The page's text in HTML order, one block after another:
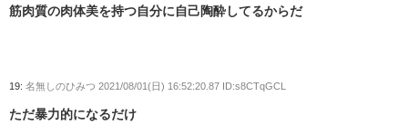
筋肉質の肉体美を持つ自分に自己陶酔してるからだ
19: 名無しのひみつ 2021/08/01(日) 16:52:20.87 ID:s8CTqGCL
ただ暴力的になるだけ